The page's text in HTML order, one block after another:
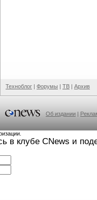
Техноблог | Форумы | ТВ | Архив
Об издании |
в клубе CNews и